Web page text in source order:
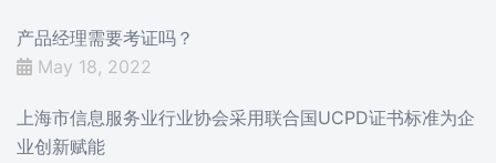
产品经理需要考证吗？
May 18, 2022
上海市信息服务业行业协会采用联合国UCPD证书标准为企
业创新赋能